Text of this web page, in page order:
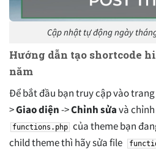
Cập nhật tự động ngày
Hướng dẫn tạo shortcode
năm
Để bắt đầu bạn truy cập vào trang
>Giao diện->Chỉnh sửavà
functions.php của theme bạn
child theme thì hãy sửa file